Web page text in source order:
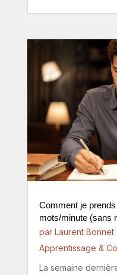
Comment je
mots/minute (sans
par Laurent Bonnet|
Apprentissage &
La semaine